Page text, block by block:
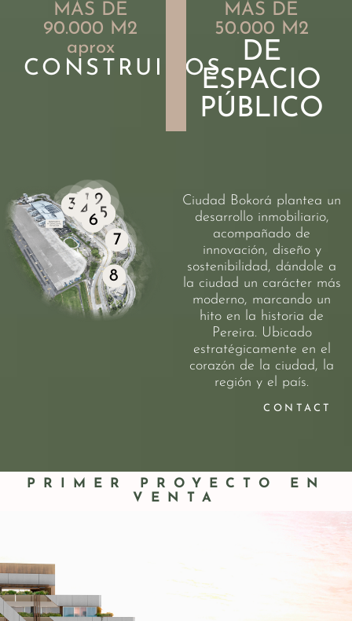
MÁS DE
90.000 M2
aprox
CONSTRUIDOS
MÁS DE
50.000 M2
DE
ESPACIO
PÚBLICO
1 2
3 4 5
6
7
8
Ciudad Bokorá plantea un
desarrollo inmobiliario,
acompañado de
innovación, diseño y
sostenibilidad, dándole a
la ciudad un carácter más
moderno, marcando un
hito en la historia de
Pereira. Ubicado
estratégicamente en el
corazón de la ciudad, la
región y el país.
CONTACT
PRIMER PROYECTO EN
VENTA